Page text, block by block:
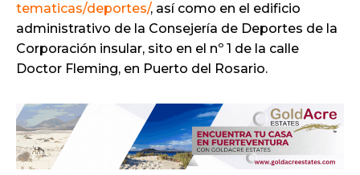
tematicas/deportes/, así como en el edificio
administrativo de la Consejería de Deportes de la
Corporación insular, sito en el nº 1 de la calle
Doctor Fleming, en Puerto del Rosario.